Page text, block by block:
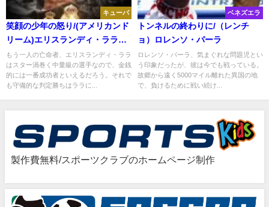
キューバ
笑顔の少年の怒り/(アメリカンド
リーム)エリスランディ・ララ
Vol.2
もう一人の亡命者、エリスランディ・ララ
はスター渦巻く中量級の選手なので、金銭
的には一番成功者といえるだろう。それで
も守備的な判定勝ちはララに...
ベネズエラ
トンネルの終わりに/（レンチ
ョ）ロレンソ・パーラ
ロレンソ・パーラ、気まぐれな問題児とい
う印象だったが、彼は今でも戦っている。
故郷から遠く5000マイル離れた異国の地
で、負けるために戦い続け...
製作費無料/スポーツクラブのホームページ制作